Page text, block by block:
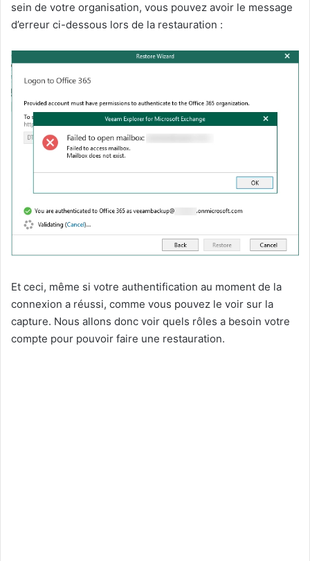
sein de votre organisation, vous pouvez avoir le message
d’erreur ci-dessous lors de la restauration :
Et ceci, même si votre authentification au moment de la
connexion a réussi, comme vous pouvez le voir sur la
capture. Nous allons donc voir quels rôles a besoin votre
compte pour pouvoir faire une restauration.